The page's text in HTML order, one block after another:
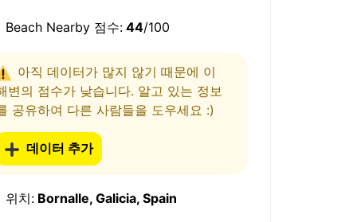
Beach Nearby 점수: 44/100
아직 데이터가 많지 않기 때문에 이
변의 점수가 낮습니다. 알고 있는 정보
공유하여 다른 사람들을 도우세요 :)
데이터 추가
위치: Bornalle, Galicia, Spain